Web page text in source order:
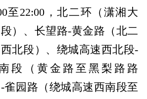
至22:00，北二环（潇湘大
）、长望路-黄金路（北二
北段）、绕城高速西北段-
段（黄金路至黑梨路路
雀园路（绕城高速西南段至